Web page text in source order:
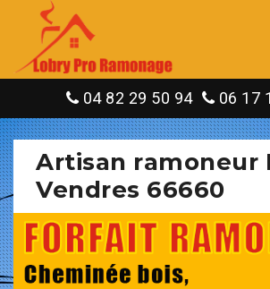
04 82 29 50 94 06 17
Artisan ramoneur
Vendres 66660